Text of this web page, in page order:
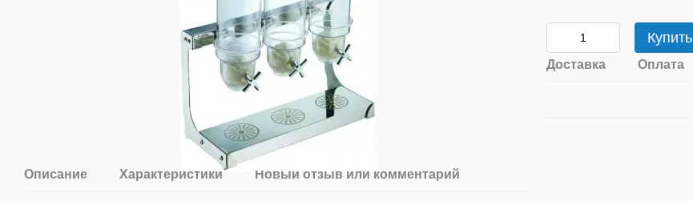
Описание Характеристики Новый отзыв или комментарий
Купить
Доставка Оплата